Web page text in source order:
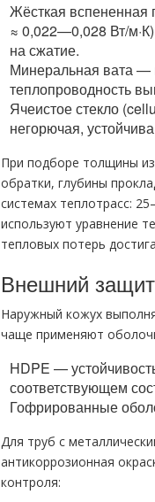
Жёсткая вспененная
≈ 0,022—0,028 Вт/
на сжатие.
Минеральная вата —
теплопроводность
Ячеистое стекло
негорючая,
При подборе толщины
обратки, глубины
системах теплотрасс:
используют уравнение
тепловых потерь
Внешний
Наружный кожух
чаще применяют
HDPE —
соответствующем
Гофрированные
Для труб с
антикоррозионная
контроля: